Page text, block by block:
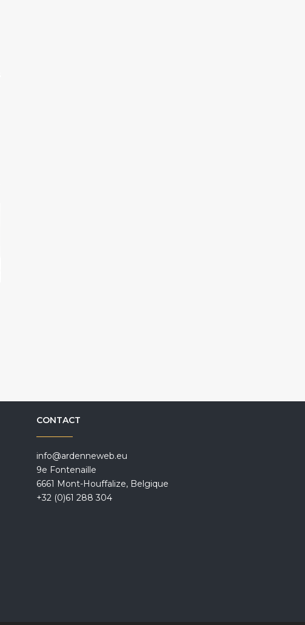
CONTACT
info@ardenneweb.eu
9e Fontenaille
6661 Mont-Houffalize, Belgique
+32 (0)61 288 304